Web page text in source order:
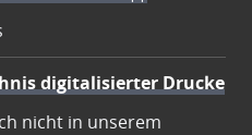
digitalisierter Drucke
nicht in unserem